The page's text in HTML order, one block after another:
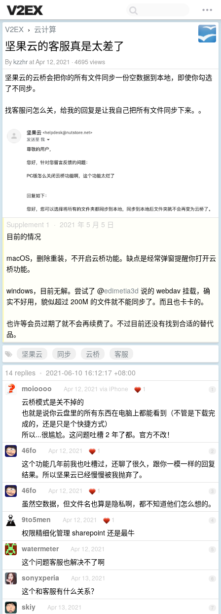
V2EX › 云计算
坚果云的客服真是太差了
Bykzzhrat Apr 12, 2021 · 4695 views
坚果云的云桥会把你的所有文件同步一份空数据到本地，即使你勾选
了不同步。
找客服问怎么关，给我的回复是让我自己把所有文件同步下来。。
Supplement 1 · 2021 年 5 月 5 日
目前的情况
macOS，删除重装，不开启云桥功能。缺点是经常弹窗提醒你打开云
桥功能。
windows，目前无解。尝试了 @edimetia3d 说的 webdav 挂载，确
实不好用，貌似超过 200M 的文件就不能同步了。而且也卡卡的。
也许等会员过期了就不会再续费了。不过目前还没有找到合适的替代
品。
坚果云
同步 云桥
客服
14 replies • 2021-06-10 16:12:17 +08:00
1
moioooo Apr 12, 2021 via iPhone 1
云桥模式是关不掉的
也就是说你云盘里的所有东西在电脑上都能看到（不管是下载完
成的，还是只是个快捷方式）
所以...很尴尬。这问题吐槽 2 年了都。官方不改！
2
46fo Apr 12, 2021 1
这个功能几年前我也吐槽过，还聊了很久，跟你一模一样的回复
结果。所以坚果云已经慢慢被我抛弃了。
3
46fo Apr 12, 2021 1
虽然空数据，但文件名也算是隐私啊，都不知道他们怎么想的。
4
9to5men Apr 12, 2021 1
权限精细化管理 sharepoint 还是最牛
5
watermeter Apr 12, 2021
这个问题客服也解决不了啊
6
sonyxperia Apr 13, 2021
这个和客服有什么关系？
7
skiy Apr 13, 2021